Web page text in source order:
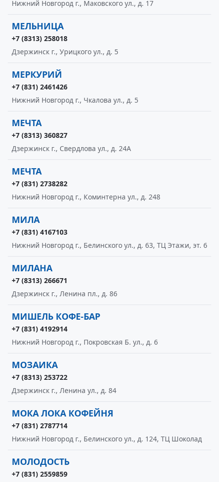
Нижний Новгород г., Маковского ул., д. 17
МЕЛЬНИЦА
+7 (8313) 258018
Дзержинск г., Урицкого ул., д. 5
МЕРКУРИЙ
+7 (831) 2461426
Нижний Новгород г., Чкалова ул., д. 5
МЕЧТА
+7 (8313) 360827
Дзержинск г., Свердлова ул., д. 24А
МЕЧТА
+7 (831) 2738282
Нижний Новгород г., Коминтерна ул., д. 248
МИЛА
+7 (831) 4167103
Нижний Новгород г., Белинского ул., д. 63, ТЦ Этажи, эт. 6
МИЛАНА
+7 (8313) 266671
Дзержинск г., Ленина пл., д. 86
МИШЕЛЬ КОФЕ-БАР
+7 (831) 4192914
Нижний Новгород г., Покровская Б. ул., д. 6
МОЗАИКА
+7 (8313) 253722
Дзержинск г., Ленина ул., д. 84
МОКА ЛОКА КОФЕЙНЯ
+7 (831) 2787714
Нижний Новгород г., Белинского ул., д. 124, ТЦ Шоколад
МОЛОДОСТЬ
+7 (831) 2559859